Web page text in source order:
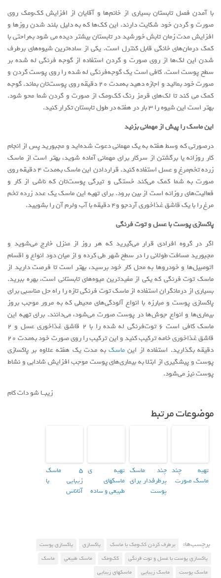
با آمدن فصل تابستان بسیاری از خانم‌ها و آقایان از افزایش کک‌ومک روی
صورت و گردن خود شکایت دارند. این کک‌ها که به دلیل بلند شدن روزها و
افزایش مدت زمان تابش خورشید در تابستان بیشتر دیده می شود به‌راحتی با
کمک درمان‌های خانگی قابل کنترل است. یکی از ساده‌ترین شیوه‌های برطرف
شدن این لک‌ها از روی صورت و گردن استفاده از گوجه‌ فرنگی له شده بر
سطح پوست است. کافی است یک گوجه‌فرنگی له شده را روی پوست گردن و
صورت خود بمالید و اجازه دهید به‌مدت ۲۰ دقیقه روی پوست‌تان بماند. گوجه
کمک می کند تا لک‌های قرمز رنگ کک‌ومک از صورت و گردن شما محو شود.
بهتر است این شیوه را ۳ بار در هفته در طول تابستان تکرار کنید.
این ماسک را پیش از مهمانی بزنید
درصورتی که وسط هفته به یک مهمانی دعوت شده‌اید و مجبورید پس از انجام
کار روزانه یا برگشتن از سرکار برای مهمانی آماده شوید، بهتر است از ماسک
زرده تخم‌مرغ و عسل استفاده کنید. قراردادن این ماسک به‌مدت ۴ دقیقه روی
صورت به شما کمک می‌کند خستگی و تیرگی پوست‌تان که ناشی از کار و
فعالیت‌های روزانه است از بین برود. برای تهیه این ماسک یک عدد زرده تخم‌
مرغ را با یک قاشق غذاخوری آردجو و۴ دقیقه با آب ولرم آن را بشویید.
پاکسازی پوست با عسل و توت فرنگی
اگر در گروه افرادی قرار می‌گیرید که هر روز از منزل خارج می‌شوید و
مجبورید مسافت طولانی را در سطح شهر طی کرده و از میان دود انواع و اقسام
اتومبیل‌ها و خودروها به محل کار خود برسید، بهتر است تا فرصت دارید از
ماسک توت فرنگی که یکی از مفیدترین میوه‌های تابستانی است، بهره ببرید.
بسیاری از درمانگران استفاده از ماسک توت فرنگی تازه را راه حل مناسبی برای
پاکسازی پوست و مبارزه با انواع آلودگی‌های محیطی که به مرور موجب بروز
بیماری‌ها و انواع جوش‌ها در پوست صورت می‌شود، می‌دانند. برای تهیه این
ماسک کافی است ۶ توت‌فرنگی له شده را با ۲ قاشق غذاخوری عسل و ۲
قاشق غذاخوری خامه ترکیب کنید و این ترکیب را روی صورت خود به‌مدت ۲۰
دقیقه بگذارید. استفاده از اینماسک به‌ مدت یک هفته علاوه بر پاکسازی
پوست و پیشگیری از ابتلا به بیماری‌های پوست موجب افزایش شادابی و نشاط
پوست نیز می‌شود.
زیبــا شو دات کام
موضوعات مرتبط
تهیه چند
ماسک صورت
چند ماسک
پرطرفدار برای
پوست
تهیه ی
ماسکهای
طبیعی و ساده
۵ ماسک
زیبایی با
آناناس
برچسب‌ها: برطرف كردن كك‌ومك با ماسک پاكسازي
پاكسازي پوست
پاكسازي پوست با عسل و توت فرنگي
كك‌ومك ماسك طبيعي
ماسک
ماسک پوست
ماسک زیبایی ماسکهای زیبایی